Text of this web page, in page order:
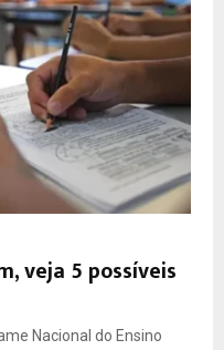
veja 5 possíveis
Nacional do Ensino